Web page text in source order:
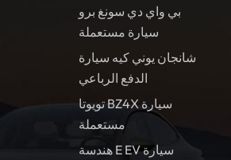
بي واي دي سونغ برو
سيارة مستعملة
شانجان يوني كيه سيارة
الدفع الرباعي
تويوتا BZ4X سيارة
مستعملة
هندسة E EV سيارة